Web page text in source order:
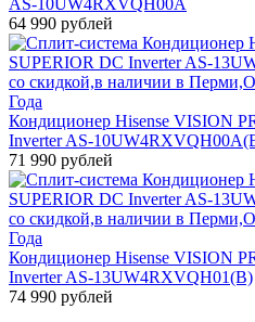
64 990 рублей
Кондиционер Hisense VISION
Inverter AS-
71 990 рублей
Кондиционер Hisense VISION
Inverter AS-13UW4RXVQH01(B)
74 990 рублей